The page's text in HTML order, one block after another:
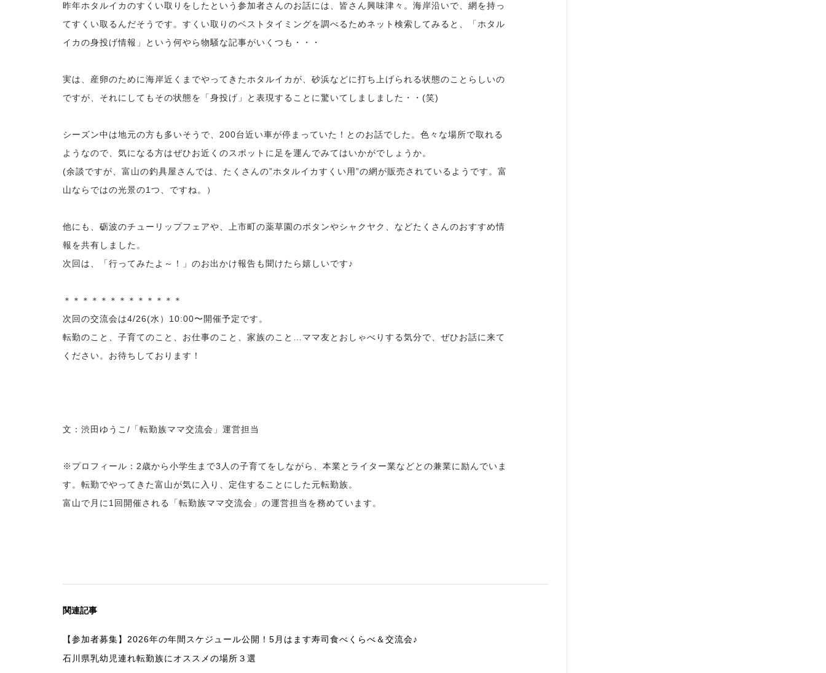
昨年ホタルイカのすくい取りをしたという参加者さんのお話には、皆さん興味津々。海岸沿いで、網を持っ
てすくい取るんだそうです。すくい取りのベストタイミングを調べるためネット検索してみると、「ホタル
イカの身投げ情報」という何やら物騒な記事がいくつも・・・
実は、産卵のために海岸近くまでやってきたホタルイカが、砂浜などに打ち上げられる状態のことらしいの
ですが、それにしてもその状態を「身投げ」と表現することに驚いてしましました・・(笑)
シーズン中は地元の方も多いそうで、200台近い車が停まっていた！とのお話でした。色々な場所で取れる
ようなので、気になる方はぜひお近くのスポットに足を運んでみてはいかがでしょうか。
(余談ですが、富山の釣具屋さんでは、たくさんの”ホタルイカすくい用”の網が販売されているようです。富
山ならではの光景の1つ、ですね。）
他にも、砺波のチューリップフェアや、上市町の薬草園のボタンやシャクヤク、などたくさんのおすすめ情
報を共有しました。
次回は、「行ってみたよ～！」のお出かけ報告も聞けたら嬉しいです♪
＊＊＊＊＊＊＊＊＊＊＊＊＊
次回の交流会は4/26(水）10:00〜開催予定です。
転勤のこと、子育てのこと、お仕事のこと、家族のこと…ママ友とおしゃべりする気分で、ぜひお話に来て
ください。お待ちしております！
文：渋田ゆうこ/「転勤族ママ交流会」運営担当
※プロフィール：2歳から小学生まで3人の子育てをしながら、本業とライター業などとの兼業に励んでいま
す。転勤でやってきた富山が気に入り、定住することにした元転勤族。
富山で月に1回開催される「転勤族ママ交流会」の運営担当を務めています。
関連記事
【参加者募集】2026年の年間スケジュール公開！5月はます寿司食べくらべ＆交流会♪
石川県乳幼児連れ転勤族にオススメの場所３選